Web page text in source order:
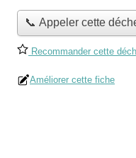
📞 Appeler cette
Recommander cette
Améliorer cette fiche